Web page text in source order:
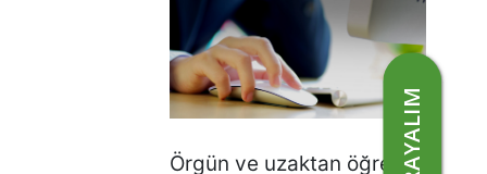
Örgün ve uzaktan öğretim